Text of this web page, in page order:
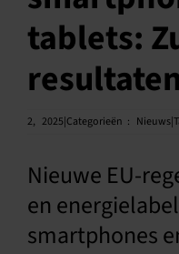
tablets:
2, 2025|Categorieën :
Nieuwe EU-
en
smartphones